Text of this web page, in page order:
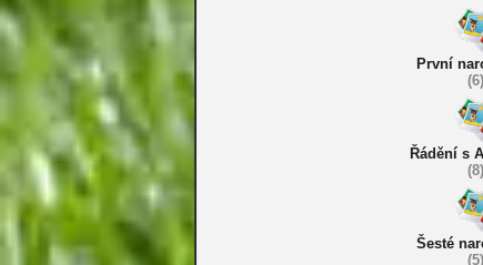
První
(6)
Řádění s
(8)
Šesté
(5)